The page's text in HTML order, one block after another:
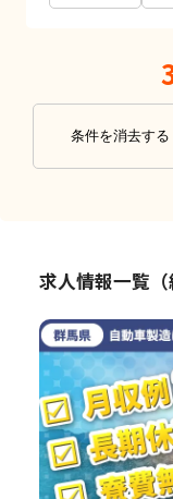
条件を消去する
求人情報一覧（